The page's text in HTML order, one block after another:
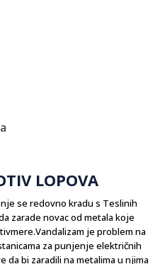
LOPOVA
se redovno kradu s Teslinih
zarade novac od metala koje
je problem na
za punjenje električnih
da bi zaradili na metalima u njima